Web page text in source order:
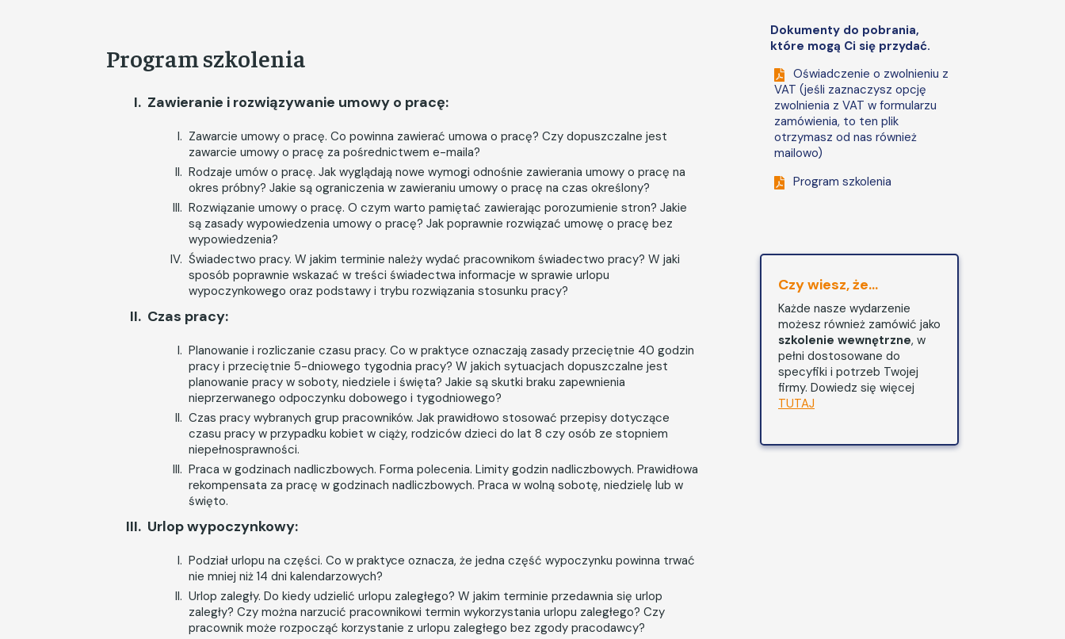
Dokumenty do pobrania,
które mogą Ci się przydać.
Oświadczenie o zwolnieniu z
VAT (jeśli zaznaczysz opcję
zwolnienia z VAT w formularzu
zamówienia, to ten plik
otrzymasz od nas również
mailowo)
Program szkolenia
Czy wiesz, że...
Każde nasze wydarzenie
możesz również zamówić jako
szkolenie wewnętrzne, w
pełni dostosowane do
specyfiki i potrzeb Twojej
firmy. Dowiedz się więcej
TUTAJ
Program szkolenia
Zawieranie i rozwiązywanie umowy o pracę:
Zawarcie umowy o pracę. Co powinna zawierać umowa o pracę? Czy dopuszczalne jest
zawarcie umowy o pracę za pośrednictwem e-maila?
Rodzaje umów o pracę. Jak wyglądają nowe wymogi odnośnie zawierania umowy o pracę na
okres próbny? Jakie są ograniczenia w zawieraniu umowy o pracę na czas określony?
Rozwiązanie umowy o pracę. O czym warto pamiętać zawierając porozumienie stron? Jakie
są zasady wypowiedzenia umowy o pracę? Jak poprawnie rozwiązać umowę o pracę bez
wypowiedzenia?
Świadectwo pracy. W jakim terminie należy wydać pracownikom świadectwo pracy? W jaki
sposób poprawnie wskazać w treści świadectwa informacje w sprawie urlopu
wypoczynkowego oraz podstawy i trybu rozwiązania stosunku pracy?
Czas pracy:
Planowanie i rozliczanie czasu pracy. Co w praktyce oznaczają zasady przeciętnie 40 godzin
pracy i przeciętnie 5-dniowego tygodnia pracy? W jakich sytuacjach dopuszczalne jest
planowanie pracy w soboty, niedziele i święta? Jakie są skutki braku zapewnienia
nieprzerwanego odpoczynku dobowego i tygodniowego?
Czas pracy wybranych grup pracowników. Jak prawidłowo stosować przepisy dotyczące
czasu pracy w przypadku kobiet w ciąży, rodziców dzieci do lat 8 czy osób ze stopniem
niepełnosprawności.
Praca w godzinach nadliczbowych. Forma polecenia. Limity godzin nadliczbowych. Prawidłowa
rekompensata za pracę w godzinach nadliczbowych. Praca w wolną sobotę, niedzielę lub w
święto.
Urlop wypoczynkowy:
Podział urlopu na części. Co w praktyce oznacza, że jedna część wypoczynku powinna trwać
nie mniej niż 14 dni kalendarzowych?
Urlop zaległy. Do kiedy udzielić urlopu zaległego? W jakim terminie przedawnia się urlop
zaległy? Czy można narzucić pracownikowi termin wykorzystania urlopu zaległego? Czy
pracownik może rozpocząć korzystanie z urlopu zaległego bez zgody pracodawcy?